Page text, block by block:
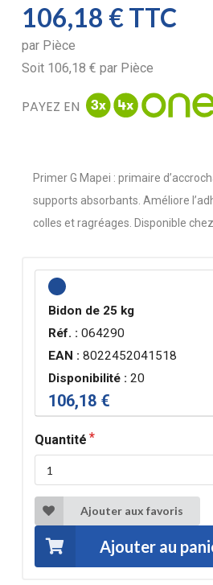
106,18 €TTC
par Pièce
Soit 106,18 € par Pièce
PAYEZ EN
Primer G Mapei : primaire
supports absorbants. Améliore
colles et ragréages. Disponible
Bidon de 25 kg
Réf. : 064290
EAN : 8022452041518
Disponibilité : 20
106,18 €
Quantité
Ajouter aux favoris
Ajouter au